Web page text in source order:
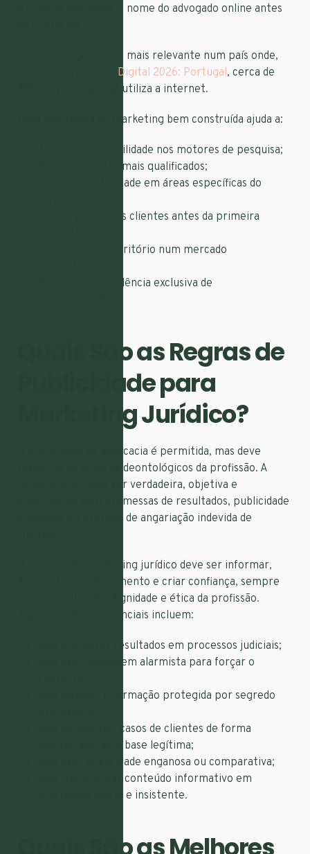
é comum pesquisar o nome do advogado online antes
Esta mudança é ainda mais relevante num país onde,
Digital 2026: Portugal, cerca de
89% da população já utiliza a internet.
Uma estratégia de marketing bem construída ajuda a:
Aumentar a visibilidade nos motores de pesquisa;
Gerar contactos mais qualificados;
Construir autoridade em áreas específicas do
Educar potenciais clientes antes da primeira
Diferenciar o escritório num mercado
Reduzir a dependência exclusiva de
Quais São as Regras de
Publicidade para
Marketing Jurídico?
A publicidade na advocacia é permitida, mas deve
respeitar os deveres deontológicos da profissão. A
comunicação deve ser verdadeira, objetiva e
informativa, sem promessas de resultados, publicidade
enganosa ou práticas de angariação indevida de
O objetivo do marketing jurídico deve ser informar,
demonstrar conhecimento e criar confiança, sempre
com respeito pela dignidade e ética da profissão.
Alguns cuidados essenciais incluem:
Não prometer resultados em processos judiciais;
Não usar linguagem alarmista para forçar o
Não divulgar informação protegida por segredo
Não apresentar casos de clientes de forma
identificável sem base legítima;
Não usar publicidade enganosa ou comparativa;
Não transformar conteúdo informativo em
solicitação direta e insistente.
Quais São as Melhores